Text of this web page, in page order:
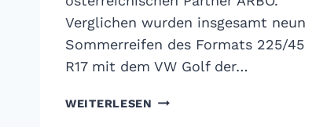
Verglichen wurden insgesamt neun
Sommerreifen des Formats 225/45
R17 mit dem VW Golf der…
WEITERLESEN SOMMERREIFENTEST